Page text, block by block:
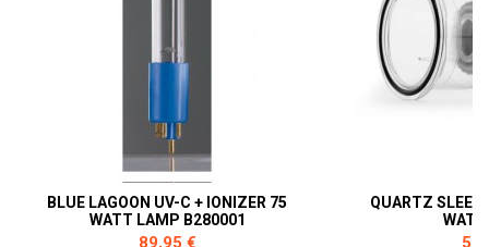
BLUE LAGOON UV-C + IONIZER 75
WATT LAMP B280001
Preis
89,95 €
QUARTZ
WATT